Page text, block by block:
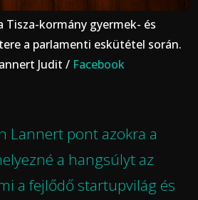
Tisza-kormány gyermek- és
a parlamenti eskütétel során.
Judit / Facebook
Lannert pont azokra a
a hangsúlyt az
a fejlődő startupvilág és